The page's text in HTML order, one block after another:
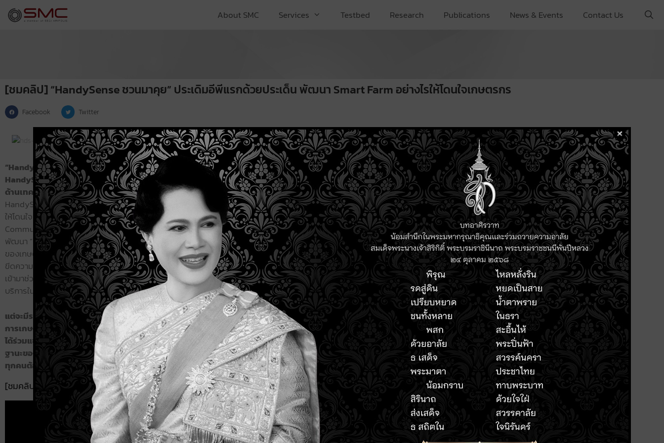
About SMC Services Testbed Research Publications News & Events Contact Us
[ชมคลิป] “HandySense ชวนมาคุย” ประเดิมอีพีแรกด้วยประเด็น พัฒนา Smart Farm อย่างไรให้โดนใจเกษตรกร
Facebook Twitter
“HandySense ชวนมาคุย” ชวนทุกท่านร่วมพูดคุยแบบสบาย ๆ สไตล์
HandySense สร้างช่วงเวลาแห่งการแลกเปลี่ยนและแบ่งปันมุมมองสาระดี ๆ
ด้านเทคโนโลยีเกษตรไปด้วยกัน
HandySense ชวนมาคุยประเดิมอีพีแรกด้วยประเด็น “พัฒนา Smart Farm อย่างไร
ให้โดนใจเกษตรกร” โดยถ่ายทอดสด (Live) ผ่าน Facebook Group HandySense
Community เมื่อวันที่ 18 มิถุนายน ที่ผ่านมา โดยไฮไลท์เด่นของอีพีนี้ คือ แนวทางการ
พัฒนา “HandySense”ระบบเกษตรแม่นยำ ฟาร์มอัจฉริยะ ให้ตอบโจทย์การใช้งาน
ของเกษตรกร หรือ การผลิตเพื่อจำหน่ายของผู้ประกอบการมากยิ่งขึ้น อย่างการเพิ่ม
ขีดความสามารถของ HandySense Dashboard โดยมีแพลตฟอร์มไอโอทีโดยคนไทย
เข้ามาช่วย คือ NETPIE ซึ่งใช้งานได้ฟรีแบบกำหนดปริมาณ และ NEXPIE ที่คิดค่า
บริการในเชิงพาณิชย์
แต่จะมีรายละเอียดเป็นอย่างไร ในอนาคตจะมีการสร้างแพลตฟอร์ม IoT
การเกษตรโดยเฉพาะหรือไม่ ต้องติดตามในคลิปนี้เท่านั้น … นอกจากนี้ทุกท่านยัง
ได้ร่วมแชร์แนวทางการก้าวข้ามข้อจำกัดของ HandySense ผ่านฟีดแบคทั้งใน
ฐานะของผู้ใช้และผู้ประกอบการจากวิทยากรที่ชาว HandySense Community
ทุกคนต้องรู้จัก !
[ชมคลิป] “HandySense ชวนมาคุย” EP1